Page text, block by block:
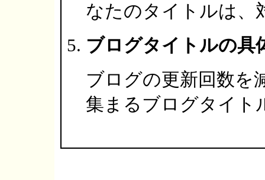
なたのタイトルは、
ブログタイトルの具
ブログの更新回数を
集まるブログタイト